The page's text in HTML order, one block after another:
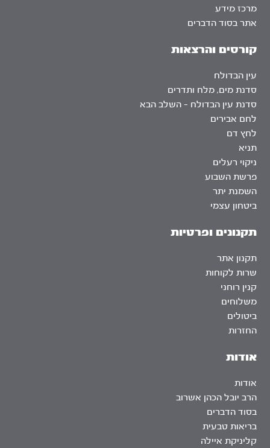
אודות
אודות
הרב יובל הכהן אשרוב
בסוד הדברים
בריאות טבעית
קליניקת איילה
מרכז מידע
אתר בסוד הדברים
קורסים והרצאות
עין הבדולח
סדנת מים, מלח ותדרים
סדנת עין הבדולח – השלב הבא
לחם אבירים
לחץ דם
תניא
ניקוי רעלים
פרשת השבוע
השמנת יתר
ביטחון עצמי
תקנונים ופרטיות
תקנון אתר
שרות לקוחות
קנין רוחני
משלוחים
ביטולים
החזרות